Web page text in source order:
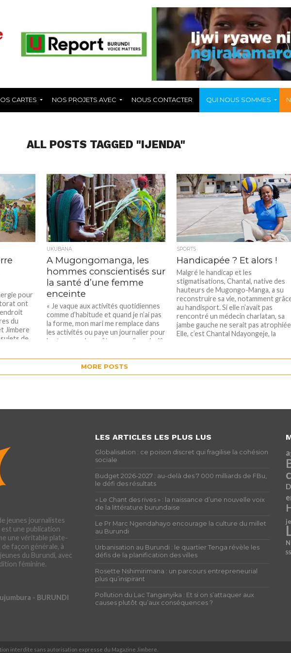
CARTES NOS PROJETS AVEC NOUS CONTACTER QUI NOUS SOMMES
ALL POSTS TAGGED "IJENDA"
pour
ont
du
Jimbere
de
UKUBANA
A Mugongomanga, les
hommes conscientisés sur
la santé d’une femme
enceinte
« Je vaque aux activités quotidiennes
comme d’habitude et quand je n’ai pas
la forme, mon mari me remplace dans
les activités ou paye un journalier pour
les travaux champêtres que j’aurais dû
domestiques, ma belle-famille vient à la
rescousse. » Divine, enceinte de 6...
SPORTS
Handicapée ? Et alors !
Malgré le handicap et les
stigmatisations, Chantal, native des
hauteurs de Mugongo-Manga, a su
reconstruire sa vie, notamment
au handisport. Si elle n’avait pas
rencontré un médecin charlatan, sa
jambe gauche ne serait pas
Elle, c’est Chantal Ndayongeje, la
MORE POSTS
jeunes journalistes
est une publication
une véritable plate-
façon générale, à
du Burundi, avec
féminine.
- BURUNDI
LES ARTICLES LES PLUS LUS
Globalisation : ce poison discret qui fragilise la cohésion
sociale
Budget 2026-2027 : au-delà des 7 000 milliards de FBu,
le défi des résultats
« Le Chant des rives » : la naissance d’une nouvelle voix
de la littérature burundaise
Le Pr Marc Ngendahayo encourage la culture du millet
au Burundi
Urbanisation au Burundi : le quartier Tenga révèle les
défis de la planification des villes
Rosette Nshimirimana : un parcours entrepreneurial
plus qu’inspirant
Pollution du Lac Tanganyika : Et si on s’attaquer aux
causes plutôt qu’aux conséquences ?
interdite sans autorisation expresse du Magazine Jimbere.